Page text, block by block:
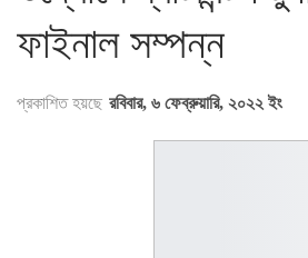
ফাইনাল সম্পন্ন
প্রকাশিত হয়ছে রবিবার, ৬ ফেব্রুয়ারি, ২০২২ ইং